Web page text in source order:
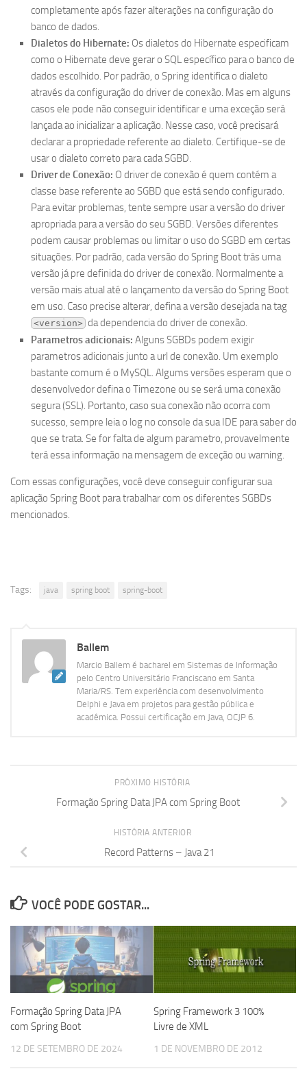
completamente após fazer alterações na configuração do
banco de dados.
Dialetos do Hibernate: Os dialetos do Hibernate especificam
como o Hibernate deve gerar o SQL específico para o banco de
dados escolhido. Por padrão, o Spring identifica o dialeto
através da configuração do driver de conexão. Mas em alguns
casos ele pode não conseguir identificar e uma exceção será
lançada ao inicializar a aplicação. Nesse caso, você precisará
declarar a propriedade referente ao dialeto. Certifique-se de
usar o dialeto correto para cada SGBD.
Driver de Conexão: O driver de conexão é quem contém a
classe base referente ao SGBD que está sendo configurado.
Para evitar problemas, tente sempre usar a versão do driver
apropriada para a versão do seu SGBD. Versões diferentes
podem causar problemas ou limitar o uso do SGBD em certas
situações. Por padrão, cada versão do Spring Boot trás uma
versão já pre definida do driver de conexão. Normalmente a
versão mais atual até o lançamento da versão do Spring Boot
em uso. Caso precise alterar, defina a versão desejada na tag
<version> da dependencia do driver de conexão.
Parametros adicionais: Alguns SGBDs podem exigir
parametros adicionais junto a url de conexão. Um exemplo
bastante comum é o MySQL. Algums versões esperam que o
desenvolvedor defina o Timezone ou se será uma conexão
segura (SSL). Portanto, caso sua conexão não ocorra com
sucesso, sempre leia o log no console da sua IDE para saber do
que se trata. Se for falta de algum parametro, provavelmente
terá essa informação na mensagem de exceção ou warning.
Com essas configurações, você deve conseguir configurar sua
aplicação Spring Boot para trabalhar com os diferentes SGBDs
mencionados.
Tags: java spring boot spring-boot
Ballem
Marcio Ballem é bacharel em Sistemas de Informação
pelo Centro Universitário Franciscano em Santa
Maria/RS. Tem experiência com desenvolvimento
Delphi e Java em projetos para gestão pública e
acadêmica. Possui certificação em Java, OCJP 6.
PRÓXIMO HISTÓRIA
Formação Spring Data JPA com Spring Boot
HISTÓRIA ANTERIOR
Record Patterns – Java 21
VOCÊ PODE GOSTAR...
Formação Spring Data JPA
com Spring Boot
12 DE SETEMBRO DE 2024
Spring Framework 3 100%
Livre de XML
1 DE NOVEMBRO DE 2012